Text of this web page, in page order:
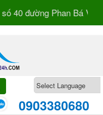
đường Phan Bá Vành
0903380680